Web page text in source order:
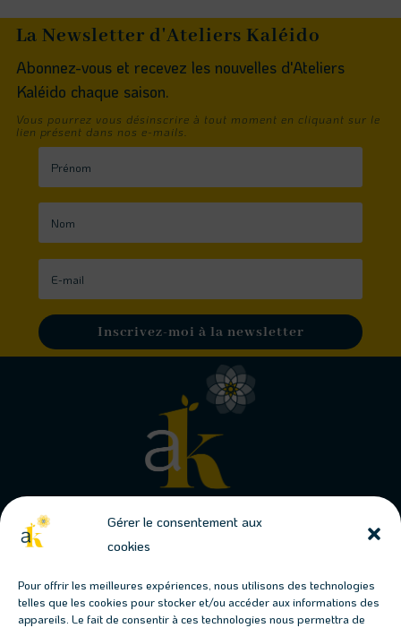
Gérer le consentement aux
cookies
Pour offrir les meilleures expériences, nous utilisons des technologies
telles que les cookies pour stocker et/ou accéder aux informations des
appareils. Le fait de consentir à ces technologies nous permettra de
La Newsletter d'Ateliers Kaléido
Abonnez-vous et recevez les nouvelles d'Ateliers
Kaléido chaque saison.
Vous pourrez vous désinscrire à tout moment en cliquant sur le
lien présent dans nos e-mails.
Inscrivez-moi à la newsletter
Conjuguons jardins & permaculture
Les prochains évènements